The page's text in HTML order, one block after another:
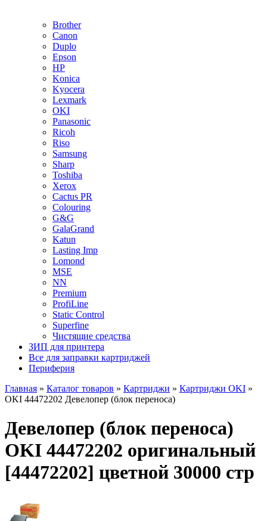
Brother
Canon
Duplo
Epson
HP
Konica
Kyocera
Lexmark
OKI
Panasonic
Ricoh
Riso
Samsung
Sharp
Toshiba
Xerox
Cactus PR
Colouring
G&G
GalaGrand
Katun
Lasting Imp
Lomond
MSE
NN
Premium
ProfiLine
Static Control
Superfine
Чистящие средства
ЗИП для принтера
Все для заправки картриджей
Периферия
Главная » Каталог товаров » Картриджи » Картриджи OKI »
OKI 44472202 Девелопер (блок переноса)
Девелопер (блок переноса)
OKI 44472202 оригинальный
[44472202] цветной 30000 стр